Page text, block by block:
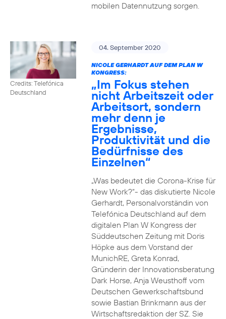
mobilen Datennutzung sorgen.
Credits: Telefónica
Deutschland
04. September 2020
NICOLE GERHARDT AUF DEM PLAN W
KONGRESS:
„Im Fokus stehen
nicht Arbeitszeit oder
Arbeitsort, sondern
mehr denn je
Ergebnisse,
Produktivität und die
Bedürfnisse des
Einzelnen“
„Was bedeutet die Corona-Krise für
New Work?“- das diskutierte Nicole
Gerhardt, Personalvorständin von
Telefónica Deutschland auf dem
digitalen Plan W Kongress der
Süddeutschen Zeitung mit Doris
Höpke aus dem Vorstand der
MunichRE, Greta Konrad,
Gründerin der Innovationsberatung
Dark Horse, Anja Weusthoff vom
Deutschen Gewerkschaftsbund
sowie Bastian Brinkmann aus der
Wirtschaftsredaktion der SZ. Sie